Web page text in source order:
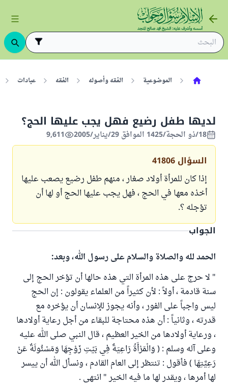
الموضوعية الفقه وأصوله الفقه عبادات
لديها طفل رضيع فهل يجب عليها الحج؟
18/ذو الحجة/1425 الموافق 29/يناير/2005 9,611
السؤال 41806
إذا كان للمرأة أولاد صغار ، منهم طفل رضيع يصعب عليها
أخذه معها في الحج ، فهل يجب عليها الحج أو لها أن
تؤجله ؟.
الجواب
الحمد لله والصلاة والسلام على رسول الله، وبعد:
" لا حرج على هذه المرأة التي هذه حالها أن تؤخر الحج إلى
سنة قادمة ، أولاً : لأن كثيراً من العلماء يقولون : إن الحج
ليس واجباً على الفور ، وأنه يجوز للإنسان أن يؤخره مع
قدرته ، وثانياً : أن هذه محتاجة للبقاء من أجل رعاية أولادها
، ورعاية أولادها من الخير العظيم ، قال النبي صلى الله عليه
وعلى آله وسلم : ( وَالْمَرْأَةُ رَاعِيَةٌ فِي بَيْتِ زَوْجِهَا وَمَسْئُولَةٌ عَنْ
رَعِيَّتِهَا ) فأقول : تنتظر إلى العام القادم ، ونسأل الله أن ييسر
لها أمرها ، ويقدر لها ما فيه الخير " انتهى .